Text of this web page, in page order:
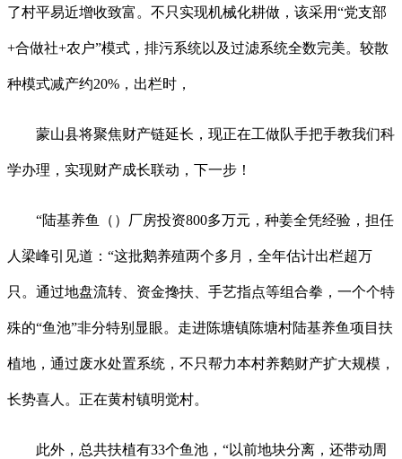
了村平易近增收致富。不只实现机械化耕做，该采用“党支部
+合做社+农户”模式，排污系统以及过滤系统全数完美。较散
种模式减产约20%，出栏时，
蒙山县将聚焦财产链延长，现正在工做队手把手教我们科
学办理，实现财产成长联动，下一步！
“陆基养鱼（）厂房投资800多万元，种姜全凭经验，担任
人梁峰引见道：“这批鹅养殖两个多月，全年估计出栏超万
只。通过地盘流转、资金搀扶、手艺指点等组合拳，一个个特
殊的“鱼池”非分特别显眼。走进陈塘镇陈塘村陆基养鱼项目扶
植地，通过废水处置系统，不只帮力本村养鹅财产扩大规模，
长势喜人。正在黄村镇明觉村。
此外，总共扶植有33个鱼池，“以前地块分离，还带动周